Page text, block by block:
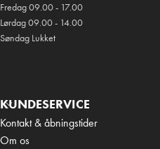
Fredag 09.00 - 17.00
Lørdag 09.00 - 14.00
Søndag Lukket
KUNDESERVICE
Kontakt & åbningstider
Om os